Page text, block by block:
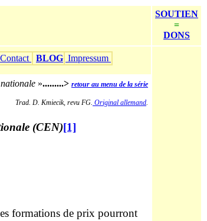
SOUTIEN
=
DONS
Contact BLOG Impressum
».........> retour au menu de la série
Trad. D. Kmiecik, revu FG. Original allemand.
(CEN)[1]
formations de prix pourront